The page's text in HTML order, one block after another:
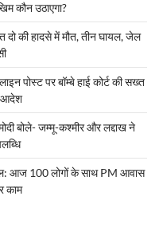
कौन उठाएगा?
की हादसे में मौत, तीन घायल, जेल
पोस्ट पर बॉम्बे हाई कोर्ट की सख्त
आदेश
बोले- जम्मू-कश्मीर और लद्दाख ने
आज 100 लोगों के साथ PM आवास
काम